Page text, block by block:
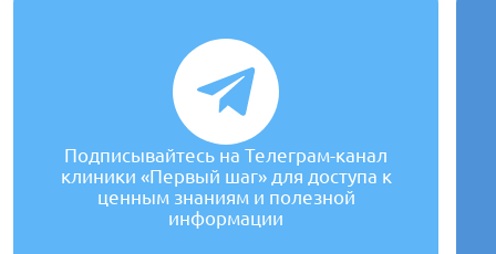
Подписывайтесь на Телеграм-канал
клиники «Первый шаг» для доступа к
ценным знаниям и полезной
информации